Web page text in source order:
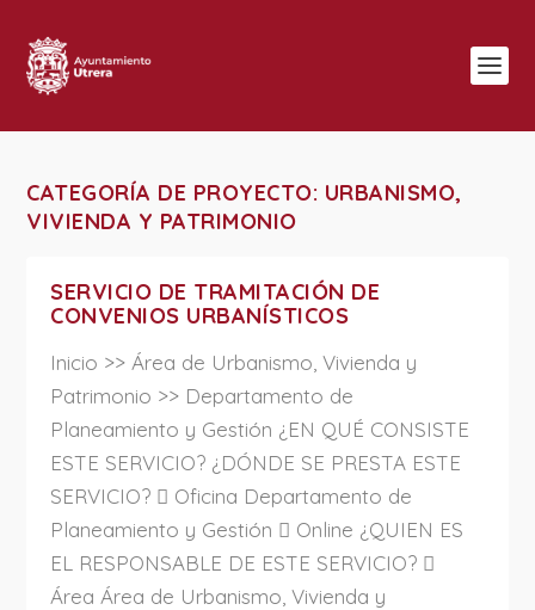
CATEGORÍA DE PROYECTO: URBANISMO,
VIVIENDA Y PATRIMONIO
SERVICIO DE TRAMITACIÓN DE
CONVENIOS URBANÍSTICOS
Inicio >> Área de Urbanismo, Vivienda y
Patrimonio >> Departamento de
Planeamiento y Gestión ¿EN QUÉ CONSISTE
ESTE SERVICIO? ¿DÓNDE SE PRESTA ESTE
SERVICIO?  Oficina Departamento de
Planeamiento y Gestión  Online ¿QUIEN ES
EL RESPONSABLE DE ESTE SERVICIO? 
Área Área de Urbanismo, Vivienda y